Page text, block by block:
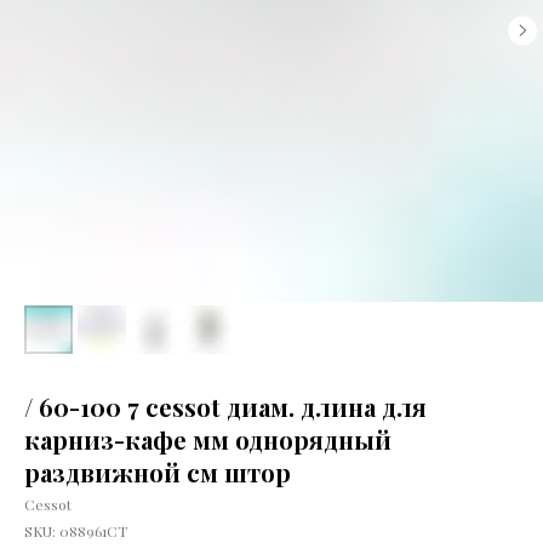
/ 60-100 7 cessot диам. длина для
карниз-кафе мм однорядный
раздвижной см штор
Cessot
SKU: 088961CT